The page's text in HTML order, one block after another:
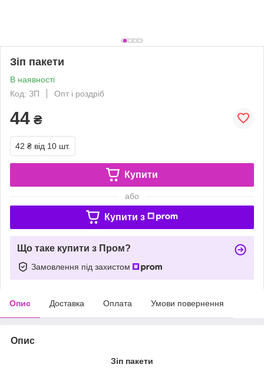
Зіп пакети
В наявності
Код: ЗП
Опт і роздріб
44 ₴
42 ₴ від 10 шт.
Купити
або
Купити з
Що таке купити з Пром?
Замовлення під захистом
Опис Доставка Оплата Умови повернення
Опис
Зіп пакети